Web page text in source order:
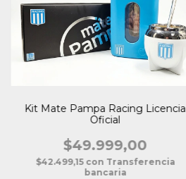
Kit Mate Pampa Racing Licencia
Oficial
$49.999,00
$42.499,15 con Transferencia
bancaria